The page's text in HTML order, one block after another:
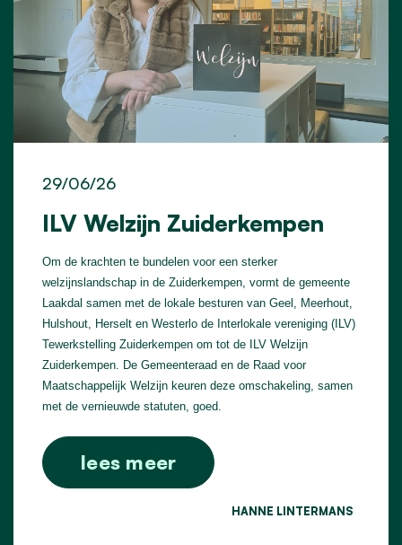
ILV Welzijn Zuiderkempen
29/06/26
Om de krachten te bundelen voor een sterker
welzijnslandschap in de Zuiderkempen, vormt de gemeente
Laakdal samen met de lokale besturen van Geel, Meerhout,
Hulshout, Herselt en Westerlo de Interlokale vereniging (ILV)
Tewerkstelling Zuiderkempen om tot de ILV Welzijn
Zuiderkempen. De Gemeenteraad en de Raad voor
Maatschappelijk Welzijn keuren deze omschakeling, samen
met de vernieuwde statuten, goed.
lees meer
HANNE LINTERMANS